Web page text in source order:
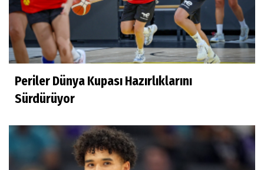
Derya Yannıer
Bilimin ışığında...
Doğan Hakyemez
Ilgım Çetin
Periler Dünya Kupası Hazırlıklarını
Sürdürüyor